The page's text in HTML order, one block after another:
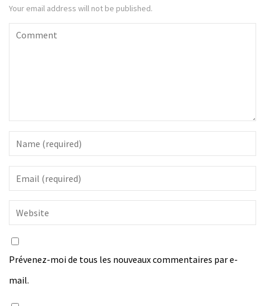
Your email address will not be published.
Prévenez-moi de tous les nouveaux commentaires par e-
mail.